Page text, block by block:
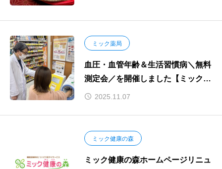
ミック薬局
血圧・血管年齢＆生活習慣病＼無料
測定会／を開催しました【ミック薬
局京阪千林店】
2025.11.07
ミック健康の森
ミック健康の森ホームページリニュ